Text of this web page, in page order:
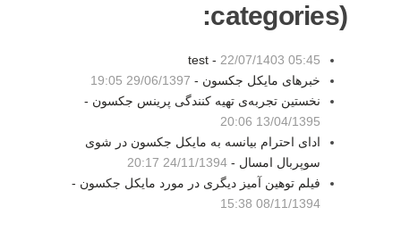
categories):
test - 22/07/1403 05:45
خبرهای مایکل جکسون - 29/06/1397 19:05
نخستین تجربه‌ی تهیه کنندگی پرینس جکسون -
13/04/1395 20:06
ادای احترام بیانسه به مایکل جکسون در شوی
سوپربال امسال - 24/11/1394 20:17
فیلم توهین آمیز دیگری در مورد مایکل جکسون -
08/11/1394 15:38